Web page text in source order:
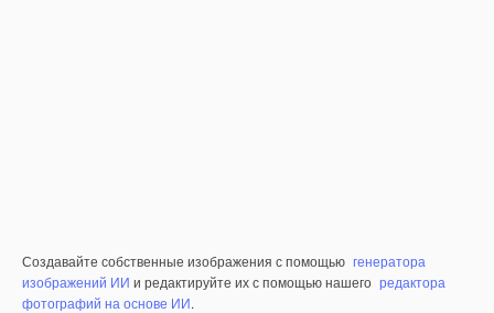
Создавайте собственные изображения с помощью генератора
изображений ИИ и редактируйте их с помощью нашего редактора
фотографий на основе ИИ.